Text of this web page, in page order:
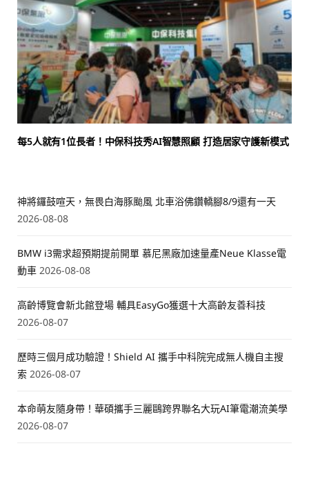
每5人就有1位長者！中保科技秀AI智慧照顧 打造居家守護新模式
神將鑼鼓喧天，無畏白海豚颱風 北車浴佛鑽轎腳8/9還有一天
2026-08-08
BMW i3需求超預期提前開單 慕尼黑廠加速量產Neue Klasse電
動車 2026-08-08
高齡博覽會新北館登場 輔具EasyGo獲選十大高齡友善科技
2026-08-07
歷時三個月成功驗證！Shield AI 攜手中科院完成無人機自主搜
索 2026-08-07
本命萌友隨身帶！華碩攜手三麗鷗跨界聯名大玩AI筆電潮流美學
2026-08-07